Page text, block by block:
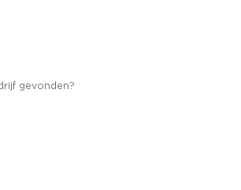
gevonden?